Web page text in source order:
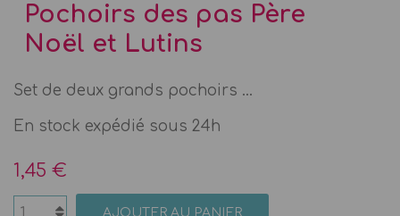
Pochoirs des pas Père
Noël et Lutins
Set de deux grands pochoirs ...
En stock expédié sous 24h
1,45 €
AJOUTER AU PANIER